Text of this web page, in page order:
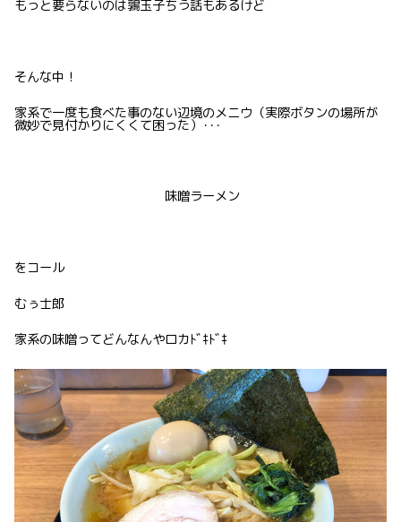
もっと要らないのは鶉玉子ちう話もあるけど
そんな中！
家系で一度も食べた事のない辺境のメニウ（実際ボタンの場所が
微妙で見付かりにくくて困った）･･･
味噌ラーメン
をコール
むぅ士郎
家系の味噌ってどんなんやロカﾄﾞｷﾄﾞｷ